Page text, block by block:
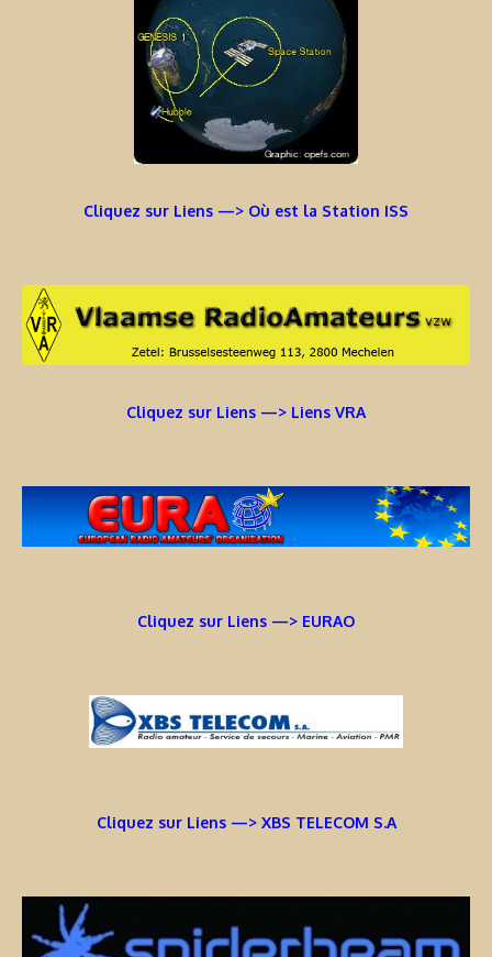
Cliquez sur Liens —> Où est la Station ISS
Cliquez sur Liens —> Liens VRA
Cliquez sur Liens —> EURAO
Cliquez sur Liens —> XBS TELECOM S.A